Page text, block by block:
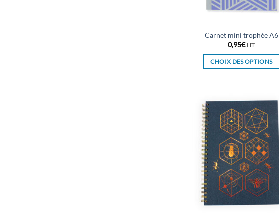
Carnet mini trophée A6
0,95€ HT
CHOIX DES OPTIONS
plusieurs
variations.
Les
options
peuvent
être
choisies
sur